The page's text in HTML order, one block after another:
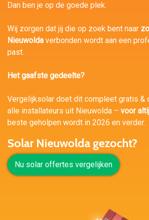
Dan ben je op de goede plek.
Wij zorgen dat jij die op zoek bent naar
Nieuwolda verbonden wordt aan een
past.
Het gaafste gedeelte?
Vergelijksolar doet dit compleet gratis &
alle installateurs uit Nieuwolda – voor
beste geholpen wordt in 2026 en verder.
Solar Nieuwolda gezocht?
Nu solar offertes vergelijken